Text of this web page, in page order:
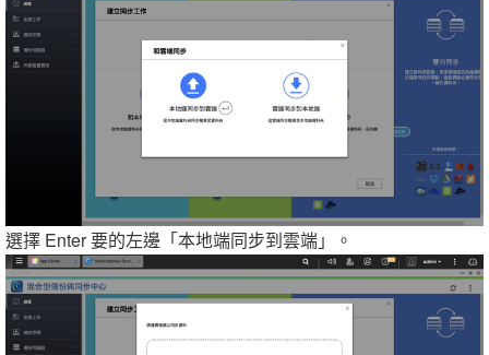
選擇 Enter 要的左邊「本地端同步到雲端」。